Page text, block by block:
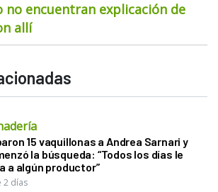
no encuentran explicación de
allí
15 vaquillonas a Andrea Sarnari y
la búsqueda: “Todos los días le
a algún productor”
2 días